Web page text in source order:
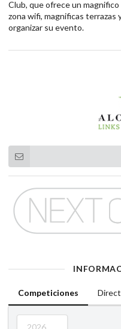
Club, que ofrece un
zona wifi, magnificas terrazas
organizar su evento.
Competiciones
2026